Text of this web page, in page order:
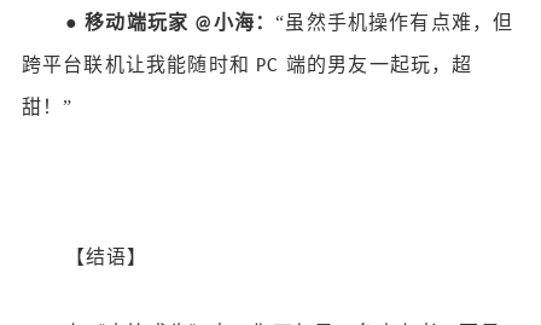
● 移动端玩家 @小海：“虽然手机操作有点难，但
跨平台联机让我能随时和 PC 端的男友一起玩，超
甜！”
【结语】